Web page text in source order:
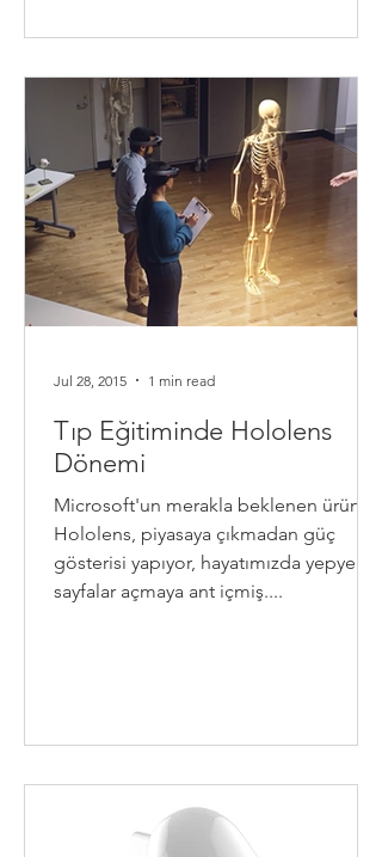
Tıp Eğitiminde Hololens
Dönemi
Microsoft'un merakla beklenen ürünü
Hololens, piyasaya çıkmadan güç
gösterisi yapıyor, hayatımızda yepyeni
sayfalar açmaya ant içmiş....
Jul 28, 2015 1 min read